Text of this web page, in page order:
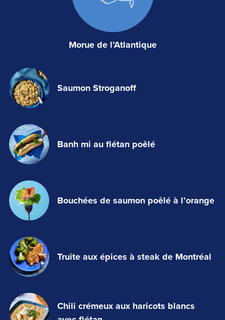
Morue de l’Atlantique
Saumon Stroganoff
Banh mi au flétan poêlé
Bouchées de saumon poêlé à l’orange
Truite aux épices à steak de Montréal
Chili crémeux aux haricots blancs